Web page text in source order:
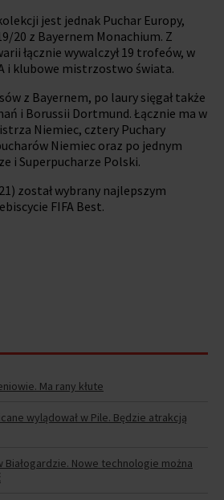
jest jednak Puchar Europy,
20 z Bayernem Monachium. Z
łącznie wywalczył 19 trofeów, w
i klubowe mistrzostwo świata.
z Bayernem, po laury sięgał także
i Borussii Dortmund. Łącznie ma w
Niemiec, cztery Puchary
Niemiec oraz po jednym
i Superpucharze Polski.
został wybrany najlepszym
FIFA Best.
Ma rany kłute
wylądował w Pile. Będzie atrakcją
Białogardzie. Nowe technologie można